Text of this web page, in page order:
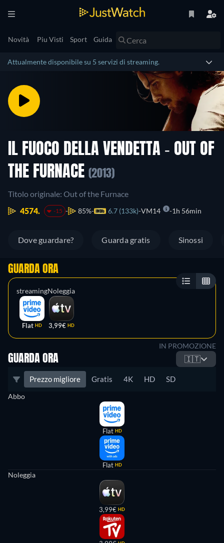
Novità Piu Visti Sport Guida
Attualmente disponibile su 5 servizi di streaming.
IL FUOCO DELLA VENDETTA - OUT OF
THE FURNACE (2013)
Titolo originale: Out of the Furnace
4574.
-15 85% 6.7 (133k) VM14 1h 56min
Dove guardare? Guarda gratis Sinossi
GUARDA ORA
streaming
Flat HD
Noleggia
3,99€ HD
IN PROMOZIONE
GUARDA ORA 🇮🇹
Prezzo migliore Gratis 4K HD SD
Abbo
Flat HD
Flat HD
Noleggia
3,99€ HD